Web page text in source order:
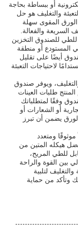
أو ببساطة بحاجة
والتغليف هو حل
المقوى سهلة
السريعة والفعالة.
للطي للصندوق التخزين
المستودع أو منطقة
أيضًا على تقليل
لاحتياجات التعبئة
ويوفر صندوق
طلبات العينات
وفقًا لمتطلباتك
أو الشعارات أو
يضمن أن تبرز
ومتعدد
هيكله المتين من
للطي المريح،
بين القوة والراحة
لتلبية
وتأكد من حماية